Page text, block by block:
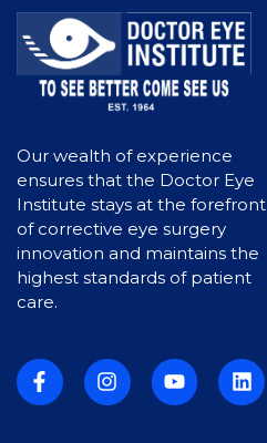
Our wealth of experience
ensures that the Doctor Eye
Institute stays at the forefront
of corrective eye surgery
innovation and maintains the
highest standards of patient
care.